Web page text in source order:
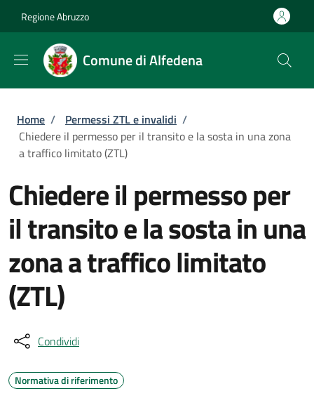
Regione Abruzzo
Comune di Alfedena
Briciole di pane
Home / Permessi ZTL e invalidi /
Chiedere il permesso per il transito e la sosta in una zona
a traffico limitato (ZTL)
Chiedere il permesso per
il transito e la sosta in una
zona a traffico limitato
(ZTL)
Condividi
Normativa di riferimento